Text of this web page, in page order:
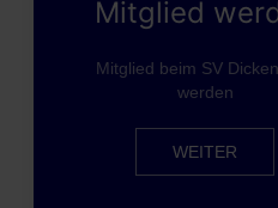
Mitglied
Mitglied beim SV
werden
WEITER